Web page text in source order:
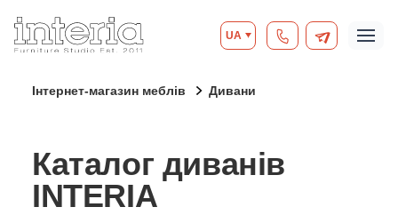
UA
Інтернет-магазин меблів Дивани
Каталог диванів
INTERIA